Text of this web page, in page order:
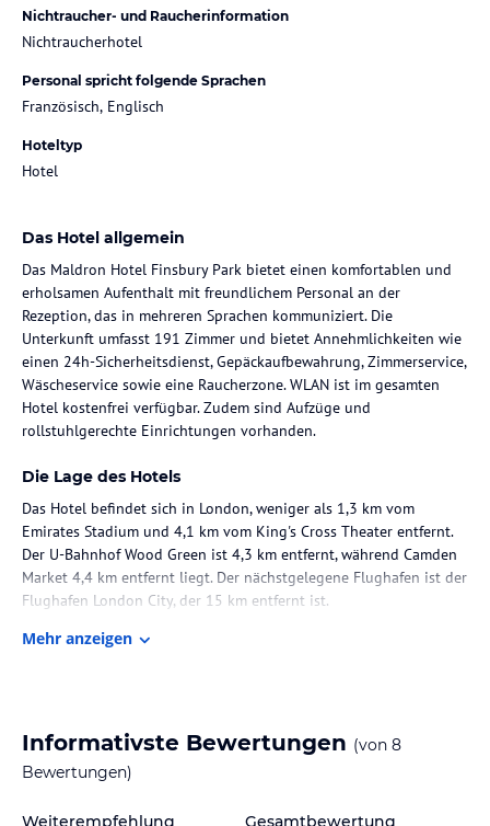
Nichtraucher- und Raucherinformation
Nichtraucherhotel
Personal spricht folgende Sprachen
Französisch, Englisch
Hoteltyp
Hotel
Das Hotel allgemein
Das Maldron Hotel Finsbury Park bietet einen komfortablen und
erholsamen Aufenthalt mit freundlichem Personal an der
Rezeption, das in mehreren Sprachen kommuniziert. Die
Unterkunft umfasst 191 Zimmer und bietet Annehmlichkeiten wie
einen 24h-Sicherheitsdienst, Gepäckaufbewahrung, Zimmerservice,
Wäscheservice sowie eine Raucherzone. WLAN ist im gesamten
Hotel kostenfrei verfügbar. Zudem sind Aufzüge und
rollstuhlgerechte Einrichtungen vorhanden.
Die Lage des Hotels
Das Hotel befindet sich in London, weniger als 1,3 km vom
Emirates Stadium und 4,1 km vom King's Cross Theater entfernt.
Der U-Bahnhof Wood Green ist 4,3 km entfernt, während Camden
Market 4,4 km entfernt liegt. Der nächstgelegene Flughafen ist der
Flughafen London City, der 15 km entfernt ist.
Zimmer / Unterbringung im Hotel
TV und kostenloses WLAN. Alle Zimmer bieten Bettwäsche und
Handtücher sowie ein eigenes Badezimmer. Familien- und
Mehr anzeigen
Informativste Bewertungen (von 8
Bewertungen)
Weiterempfehlung Gesamtbewertung